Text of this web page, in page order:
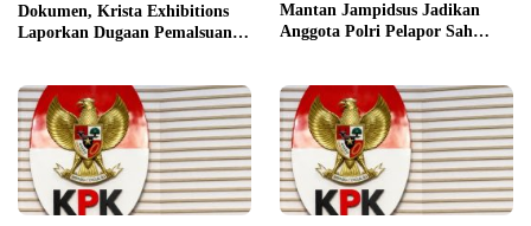
Dokumen, Krista Exhibitions
Laporkan Dugaan Pemalsuan
Mantan Jampidsus Jadikan
Anggota Polri Pelapor Sah